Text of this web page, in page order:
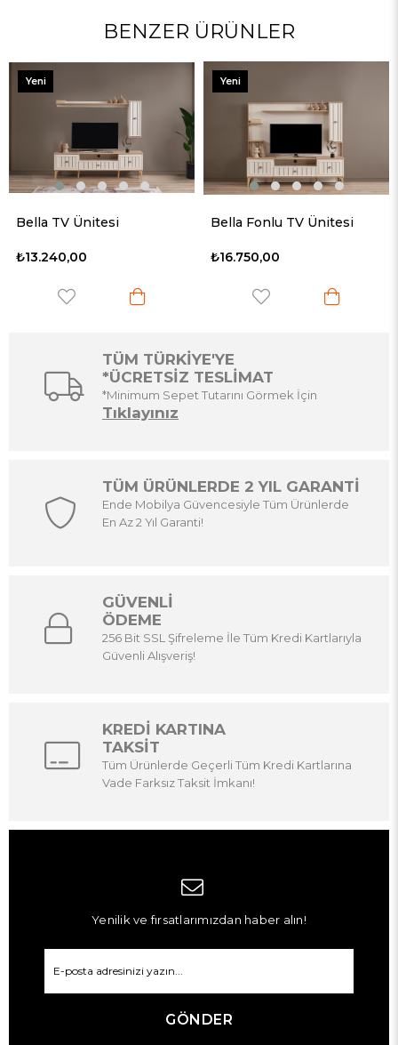
BENZER ÜRÜNLER
Bella TV Ünitesi
₺13.240,00
Yeni
Bella Fonlu TV Ünitesi
₺16.750,00
Yeni
TÜM TÜRKİYE'YE
*ÜCRETSİZ TESLİMAT
*Minimum Sepet Tutarını Görmek İçin
Tıklayınız
TÜM ÜRÜNLERDE 2 YIL GARANTİ
Ende Mobilya Güvencesiyle Tüm Ürünlerde
En Az 2 Yıl Garanti!
GÜVENLİ
ÖDEME
256 Bit SSL Şifreleme İle Tüm Kredi Kartlarıyla
Güvenli Alışveriş!
KREDİ KARTINA
TAKSİT
Tüm Ürünlerde Geçerli Tüm Kredi Kartlarına
Vade Farksız Taksit İmkanı!
Yenilik ve fırsatlarımızdan haber alın!
GÖNDER